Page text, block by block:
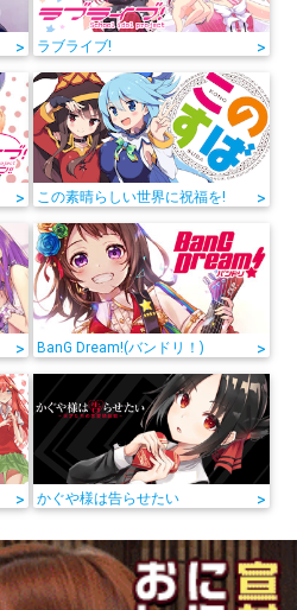
> ラブライブ! >
> この素晴らしい世界に祝福を! >
> BanG Dream!(バンドリ！) >
> かぐや様は告らせたい >